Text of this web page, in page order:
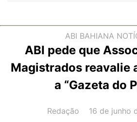
ABI BAHIANA
ABI pede que
Magistrados reavalie
a “Gazeta do
AUTOR(A):
Redação DATA:
16 de junho